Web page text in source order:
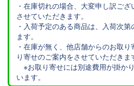
・在庫切れの場合、大変申し訳ご
させていただきます。
・入荷予定のある商品は、入荷次
ます。
・在庫が無く、他店舗からのお取
り寄せのご案内をさせていただきま
※お取り寄せには別途費用が掛か
います。